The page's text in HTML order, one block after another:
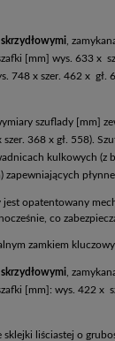
,
[mm] wys. 633 x
748 x szer. 462 x gł.
szuflady [mm]
368 x gł. 558).
kulkowych (z
zapewniających
opatentowany
co
zamkiem
,
[mm]: wys. 422 x
sklejki liściastej o